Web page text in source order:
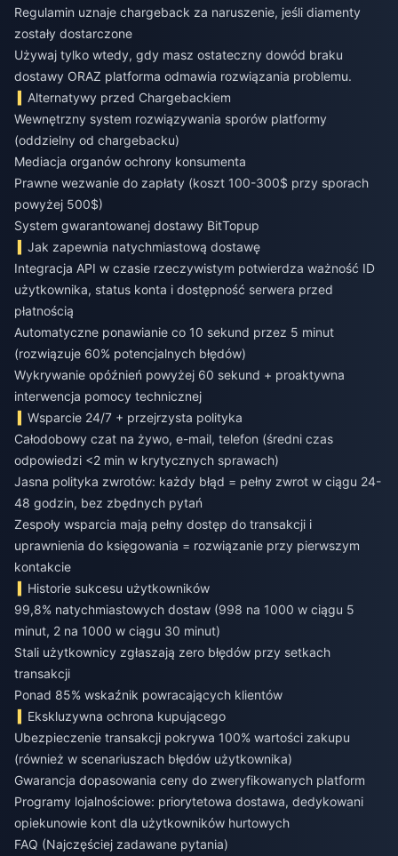
Regulamin uznaje chargeback za naruszenie, jeśli diamenty
zostały dostarczone
Używaj tylko wtedy, gdy masz ostateczny dowód braku
dostawy ORAZ platforma odmawia rozwiązania problemu.
Alternatywy przed Chargebackiem
Wewnętrzny system rozwiązywania sporów platformy
(oddzielny od chargebacku)
Mediacja organów ochrony konsumenta
Prawne wezwanie do zapłaty (koszt 100-300$ przy sporach
powyżej 500$)
System gwarantowanej dostawy BitTopup
Jak zapewnia natychmiastową dostawę
Integracja API w czasie rzeczywistym potwierdza ważność ID
użytkownika, status konta i dostępność serwera przed
płatnością
Automatyczne ponawianie co 10 sekund przez 5 minut
(rozwiązuje 60% potencjalnych błędów)
Wykrywanie opóźnień powyżej 60 sekund + proaktywna
interwencja pomocy technicznej
Wsparcie 24/7 + przejrzysta polityka
Całodobowy czat na żywo, e-mail, telefon (średni czas
odpowiedzi <2 min w krytycznych sprawach)
Jasna polityka zwrotów: każdy błąd = pełny zwrot w ciągu 24-
48 godzin, bez zbędnych pytań
Zespoły wsparcia mają pełny dostęp do transakcji i
uprawnienia do księgowania = rozwiązanie przy pierwszym
kontakcie
Historie sukcesu użytkowników
99,8% natychmiastowych dostaw (998 na 1000 w ciągu 5
minut, 2 na 1000 w ciągu 30 minut)
Stali użytkownicy zgłaszają zero błędów przy setkach
transakcji
Ponad 85% wskaźnik powracających klientów
Ekskluzywna ochrona kupującego
Ubezpieczenie transakcji pokrywa 100% wartości zakupu
(również w scenariuszach błędów użytkownika)
Gwarancja dopasowania ceny do zweryfikowanych platform
Programy lojalnościowe: priorytetowa dostawa, dedykowani
opiekunowie kont dla użytkowników hurtowych
FAQ (Najczęściej zadawane pytania)